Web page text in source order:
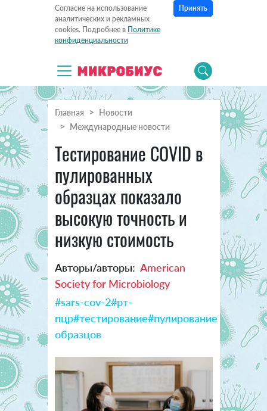
Согласие на использование
аналитических и рекламных
cookies. Подробнее в Политике
конфиденциальности
Принять
Главная
Новости
Международные новости
Тестирование COVID в
пулированных
образцах показало
высокую точность и
низкую стоимость
Авторы/авторы: American
Society for Microbiology
#sars-cov-2#рт-
пцр#тестирование#пулирование
образцов